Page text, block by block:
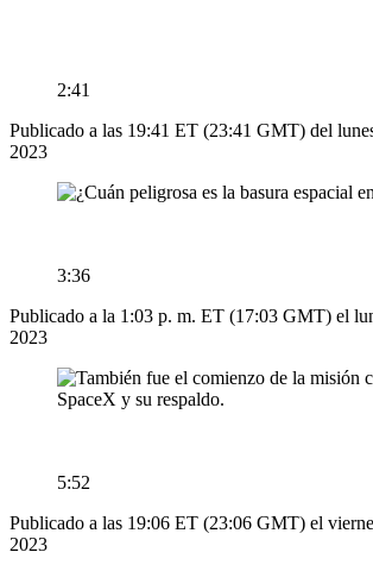
2:41
Publicado a las 19:41 ET (23:41 GMT) del
2023
3:36
Publicado a la 1:03 p. m. ET (17:03 GMT) el
2023
5:52
Publicado a las 19:06 ET (23:06 GMT) el
2023